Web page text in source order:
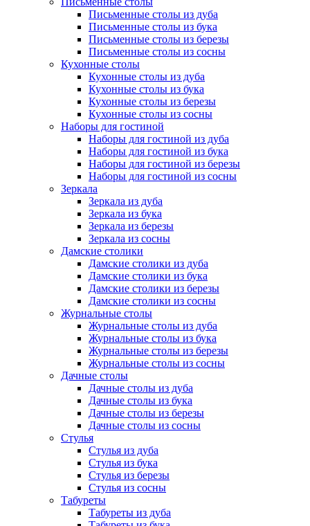
Письменные столы из дуба
Письменные столы из бука
Письменные столы из березы
Письменные столы из сосны
Кухонные столы
Кухонные столы из дуба
Кухонные столы из бука
Кухонные столы из березы
Кухонные столы из сосны
Наборы для гостиной
Наборы для гостиной из дуба
Наборы для гостиной из бука
Наборы для гостиной из березы
Наборы для гостиной из сосны
Зеркала
Зеркала из дуба
Зеркала из бука
Зеркала из березы
Зеркала из сосны
Дамские столики
Дамские столики из дуба
Дамские столики из бука
Дамские столики из березы
Дамские столики из сосны
Журнальные столы
Журнальные столы из дуба
Журнальные столы из бука
Журнальные столы из березы
Журнальные столы из сосны
Дачные столы
Дачные столы из дуба
Дачные столы из бука
Дачные столы из березы
Дачные столы из сосны
Стулья
Стулья из дуба
Стулья из бука
Стулья из березы
Стулья из сосны
Табуреты
Табуреты из дуба